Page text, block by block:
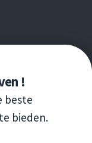
!
beste
bieden.